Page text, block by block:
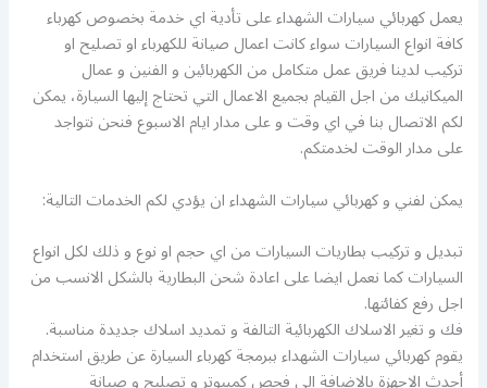
يعمل كهربائي سيارات الشهداء على تأدية اي خدمة بخصوص كهرباء
كافة انواع السيارات سواء كانت اعمال صيانة للكهرباء او تصليح او
تركيب لدينا فريق عمل متكامل من الكهربائين و الفنين و عمال
الميكانيك من اجل القيام بجميع الاعمال التي تحتاج إليها السيارة، يمكن
لكم الاتصال بنا في اي وقت و على مدار ايام الاسبوع فنحن نتواجد
على مدار الوقت لخدمتكم.
يمكن لفني و كهربائي سيارات الشهداء ان يؤدي لكم الخدمات التالية:
تبديل و تركيب بطاريات السيارات من اي حجم او نوع و ذلك لكل انواع
السيارات كما نعمل ايضا على اعادة شحن البطارية بالشكل الانسب من
اجل رفع كفائتها.
فك و تغير الاسلاك الكهربائية التالفة و تمديد اسلاك جديدة مناسبة.
يقوم كهربائي سيارات الشهداء ببرمجة كهرباء السيارة عن طريق استخدام